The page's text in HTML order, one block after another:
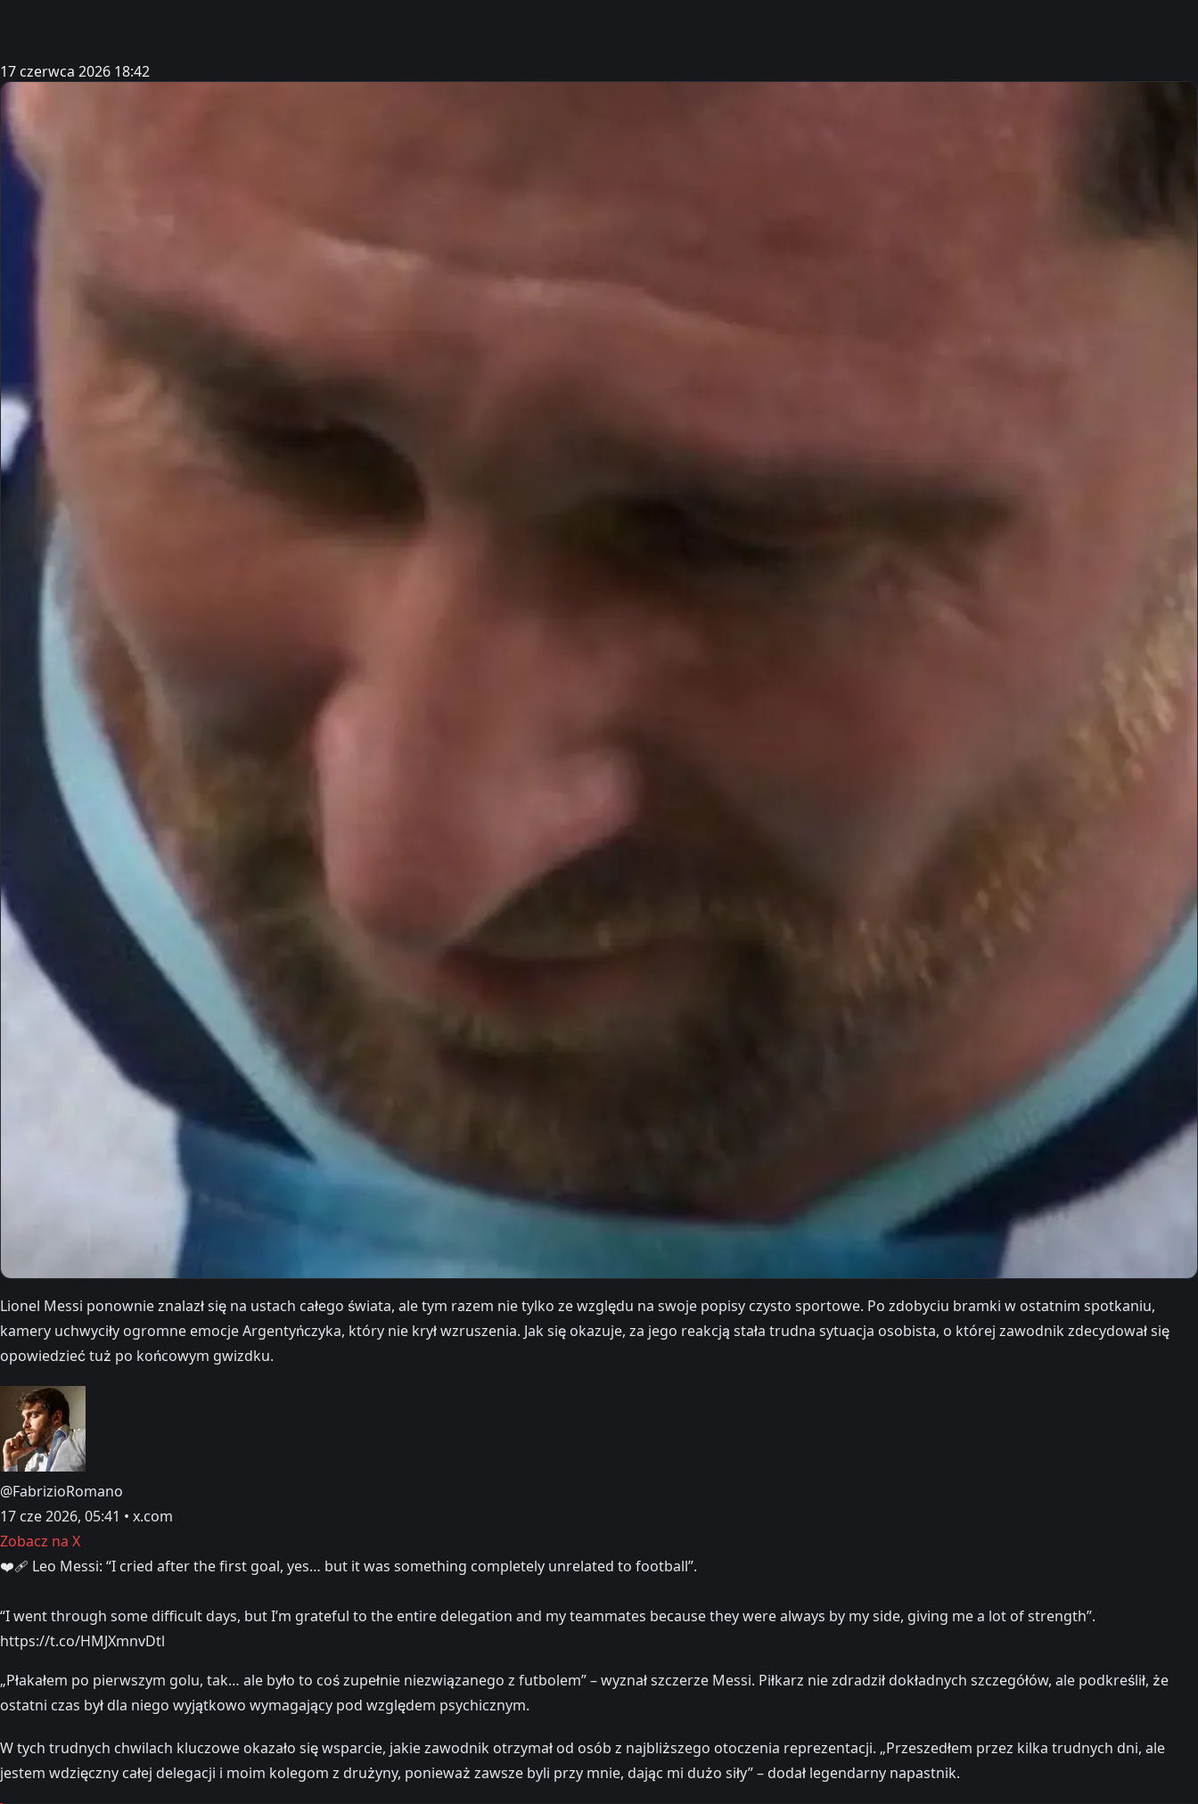
17 czerwca 2026 18:42
Lionel Messi ponownie znalazł się na ustach całego świata, ale tym razem nie tylko ze względu na swoje popisy czysto sportowe. Po zdobyciu bramki w ostatnim spotkaniu,
kamery uchwyciły ogromne emocje Argentyńczyka, który nie krył wzruszenia. Jak się okazuje, za jego reakcją stała trudna sytuacja osobista, o której zawodnik zdecydował się
opowiedzieć tuż po końcowym gwizdku.
@FabrizioRomano
17 cze 2026, 05:41 • x.com
Zobacz na X
❤️‍🩹 Leo Messi: “I cried after the first goal, yes… but it was something completely unrelated to football”.
“I went through some difficult days, but I’m grateful to the entire delegation and my teammates because they were always by my side, giving me a lot of strength”.
https://t.co/HMJXmnvDtl
„Płakałem po pierwszym golu, tak… ale było to coś zupełnie niezwiązanego z futbolem” – wyznał szczerze Messi. Piłkarz nie zdradził dokładnych szczegółów, ale podkreślił, że
ostatni czas był dla niego wyjątkowo wymagający pod względem psychicznym.
W tych trudnych chwilach kluczowe okazało się wsparcie, jakie zawodnik otrzymał od osób z najbliższego otoczenia reprezentacji. „Przeszedłem przez kilka trudnych dni, ale
jestem wdzięczny całej delegacji i moim kolegom z drużyny, ponieważ zawsze byli przy mnie, dając mi dużo siły” – dodał legendarny napastnik.